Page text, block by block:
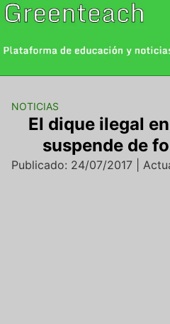
Saltar
al
NOTICIAS
El dique ilegal
suspende de
Publicado: 24/07/2017 |